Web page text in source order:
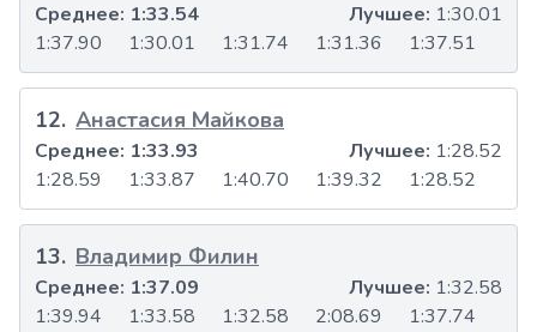
1:37.90 1:30.01 1:31.74 1:31.36 1:37.51
Среднее: 1:33.54 Лучшее: 1:30.01
12. Анастасия Майкова
1:28.59 1:33.87 1:40.70 1:39.32 1:28.52
Среднее: 1:33.93 Лучшее: 1:28.52
13. Владимир Филин
1:39.94 1:33.58 1:32.58 2:08.69 1:37.74
Среднее: 1:37.09 Лучшее: 1:32.58